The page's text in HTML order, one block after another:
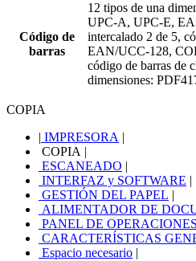
Código de
barras
12 tipos de una
UPC-A, UPC-E,
intercalado 2 de 5,
EAN/UCC-128,
código de barras de
dimensiones:
COPIA
| IMPRESORA |
COPIA |
ESCANEADO |
INTERFAZ y SOFTWARE |
GESTIÓN DEL PAPEL |
ALIMENTADOR DE
PANEL DE OPERACIONES
CARACTERÍSTICAS
Espacio necesario |